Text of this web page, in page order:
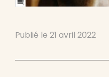
Publié le 21 avril 2022